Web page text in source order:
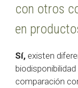
con otros
en
Sí, existen
comparación